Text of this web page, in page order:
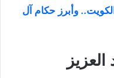
وأبرز حكام آل